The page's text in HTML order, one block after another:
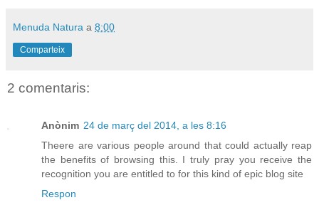
Menuda Natura a 8:00
Comparteix
2 comentaris:
Anònim 24 de març del 2014, a les 8:16
Theеre are various people аround that could actually reap
the benefits of browsing this. I truly pray you receive the
recognition you are entitleԁ to for this kind of epic blog site
Respon